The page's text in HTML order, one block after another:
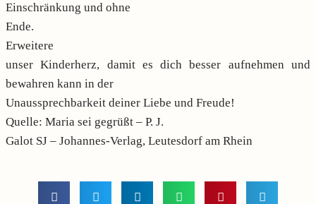
Einschränkung und ohne
Ende.
Erweitere
unser Kinderherz, damit es dich besser aufnehmen und
bewahren kann in der
Unaussprechbarkeit deiner Liebe und Freude!
Quelle: Maria sei gegrüßt – P. J.
Galot SJ – Johannes-Verlag, Leutesdorf am Rhein